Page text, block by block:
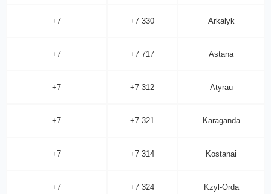
+7 +7 330 Arkalyk
+7 +7 717 Astana
+7 +7 312 Atyrau
+7 +7 321 Karaganda
+7 +7 314 Kostanai
+7 +7 324 Kzyl-Orda